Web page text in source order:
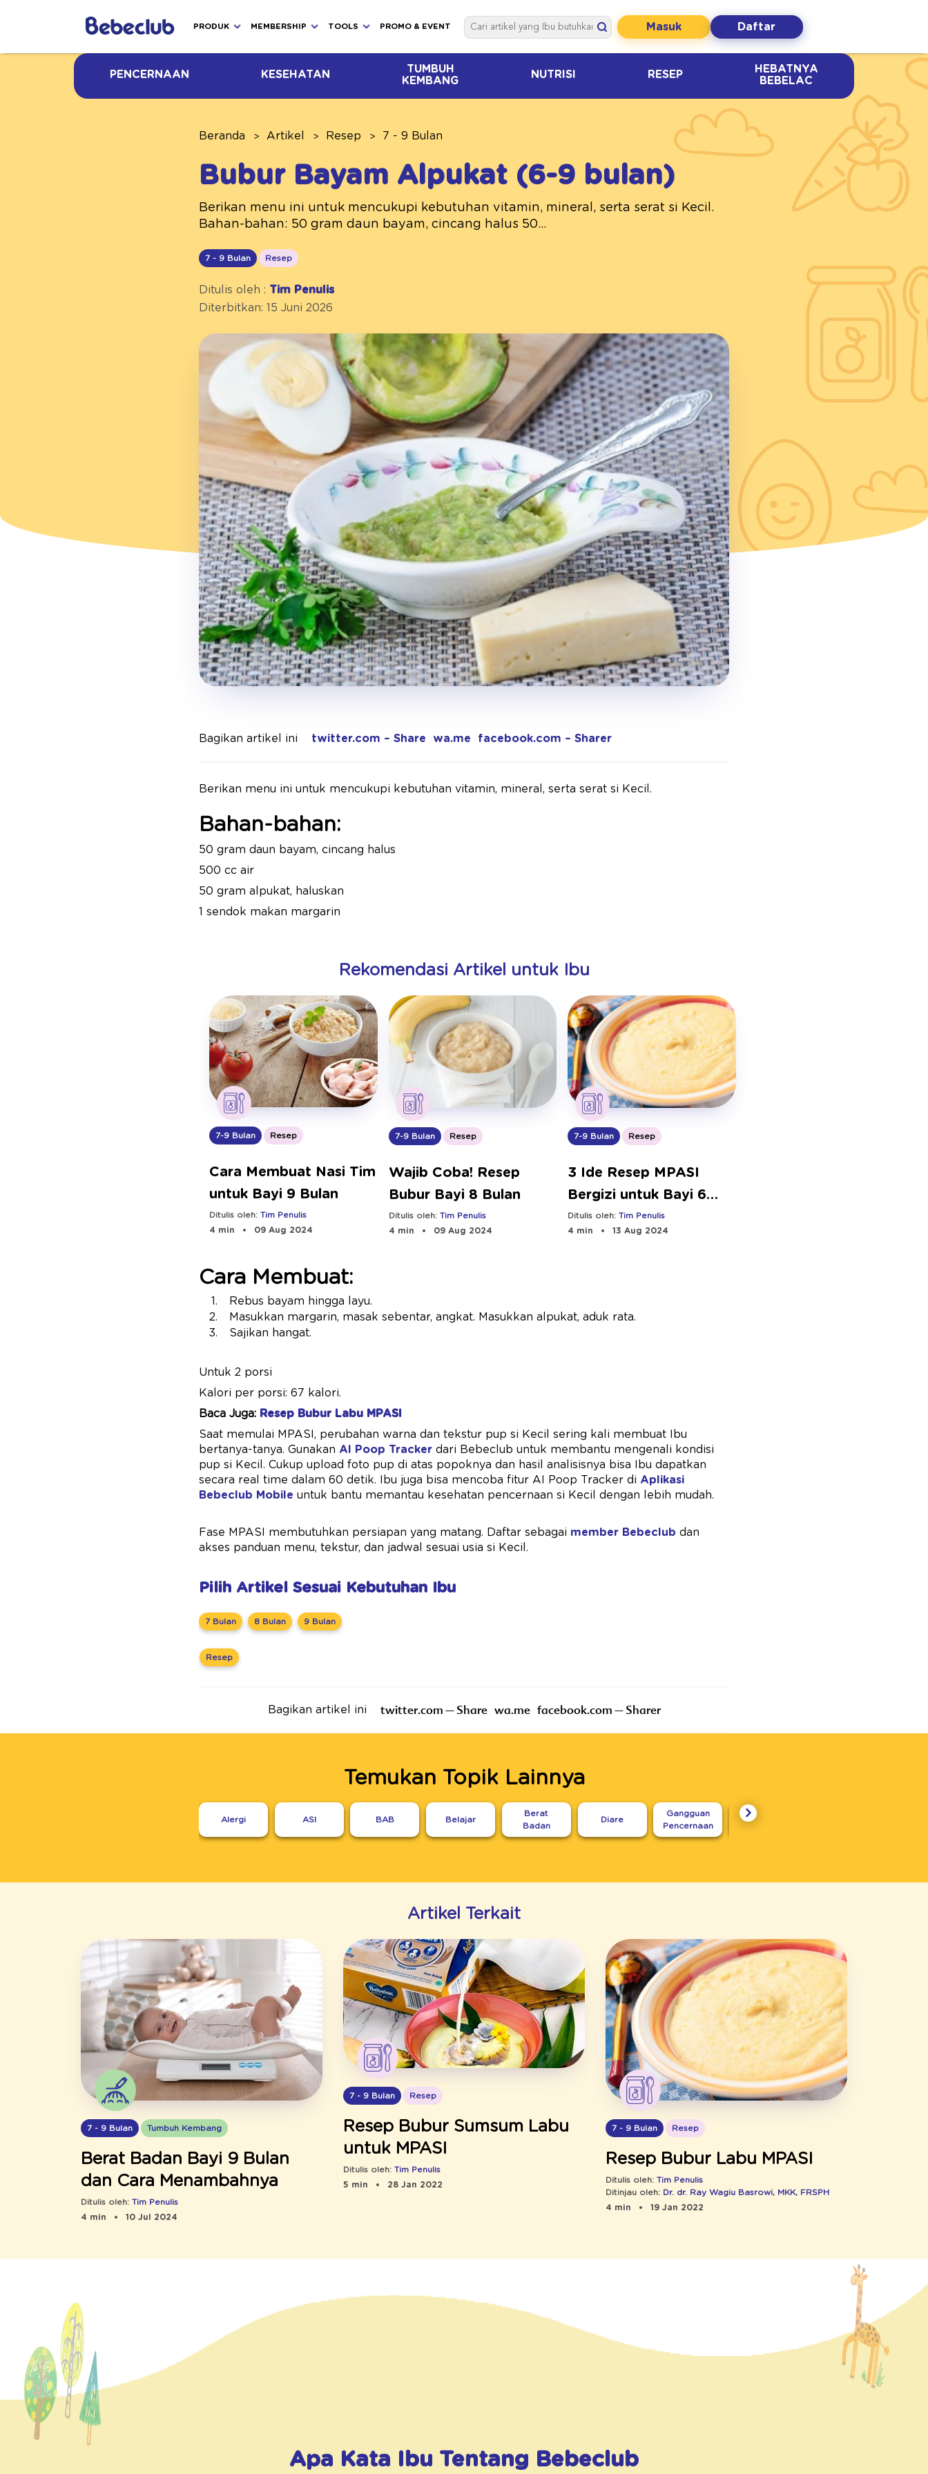
PRODUK MEMBERSHIP TOOLS PROMO & EVENT Masuk Daftar
PENCERNAAN KESEHATAN
TUMBUH
KEMBANG
NUTRISI RESEP
HEBATNYA
BEBELAC
Beranda Artikel Resep 7 - 9 Bulan
Bubur Bayam Alpukat (6-9 bulan)
Berikan menu ini untuk mencukupi kebutuhan vitamin, mineral, serta serat si Kecil.
Bahan-bahan: 50 gram daun bayam, cincang halus 50...
7 - 9 Bulan Resep
Ditulis oleh : Tim Penulis
Diterbitkan: 15 Juni 2026
Bagikan artikel ini twitter.com – Share wa.me facebook.com – Sharer
Berikan menu ini untuk mencukupi kebutuhan vitamin, mineral, serta serat si Kecil.
Bahan-bahan:
50 gram daun bayam, cincang halus
500 cc air
50 gram alpukat, haluskan
1 sendok makan margarin
Rekomendasi Artikel untuk Ibu
7-9 Bulan Resep
Cara Membuat Nasi Tim
untuk Bayi 9 Bulan
Ditulis oleh: Tim Penulis
4 min
09 Aug 2024
7-9 Bulan Resep
Wajib Coba! Resep
Bubur Bayi 8 Bulan
Ditulis oleh: Tim Penulis
4 min
09 Aug 2024
7-9 Bulan Resep
3 Ide Resep MPASI
Bergizi untuk Bayi 6
Bulan
Ditulis oleh:Tim Penulis
4 min
13 Aug 2024
Cara Membuat:
Rebus bayam hingga layu.
Masukkan margarin, masak sebentar, angkat. Masukkan alpukat, aduk rata.
Sajikan hangat.
Untuk 2 porsi
Kalori per porsi: 67 kalori.
Baca Juga: Resep Bubur Labu MPASI
Saat memulai MPASI, perubahan warna dan tekstur pup si Kecil sering kali membuat Ibu
bertanya-tanya. Gunakan AI Poop Tracker dari Bebeclub untuk membantu mengenali kondisi
pup si Kecil. Cukup upload foto pup di atas popoknya dan hasil analisisnya bisa Ibu dapatkan
secara real time dalam 60 detik. Ibu juga bisa mencoba fitur AI Poop Tracker di Aplikasi
Bebeclub Mobile untuk bantu memantau kesehatan pencernaan si Kecil dengan lebih mudah.
Fase MPASI membutuhkan persiapan yang matang. Daftar sebagai member Bebeclub dan
akses panduan menu, tekstur, dan jadwal sesuai usia si Kecil.
Pilih Artikel Sesuai Kebutuhan Ibu
7 Bulan 8 Bulan 9 Bulan
Resep
Bagikan artikel ini twitter.com – Share wa.me facebook.com – Sharer
Temukan Topik Lainnya
Alergi ASI BAB Belajar
Berat
Badan
Diare
Gangguan
Pencernaan
Karakter
Artikel Terkait
7 - 9 Bulan Tumbuh Kembang
Berat Badan Bayi 9 Bulan
dan Cara Menambahnya
Ditulis oleh: Tim Penulis
4 min
10 Jul 2024
7 - 9 Bulan Resep
Resep Bubur Sumsum Labu
untuk MPASI
Ditulis oleh: Tim Penulis
5 min
28 Jan 2022
7 - 9 Bulan Resep
Resep Bubur Labu MPASI
Ditulis oleh: Tim Penulis
Ditinjau oleh: Dr. dr. Ray Wagiu Basrowi, MKK, FRSPH
4 min
19 Jan 2022
Apa Kata Ibu Tentang Bebeclub